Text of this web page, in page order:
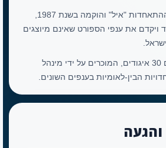
ויקדם את ענפי הספורט שאינם מיוצגים
בהתאחדות חברים כיום 30 איגודים, המוכרים על ידי מינהל
הבין-לאומיות בענפים השונים.